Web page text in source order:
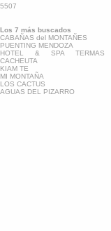
5507
Los 7 más buscados
CABAÑAS del MONTAÑES
PUENTING MENDOZA
HOTEL & SPA TERMAS
CACHEUTA
KIAM TE
MI MONTAÑA
LOS CACTUS
AGUAS DEL PIZARRO